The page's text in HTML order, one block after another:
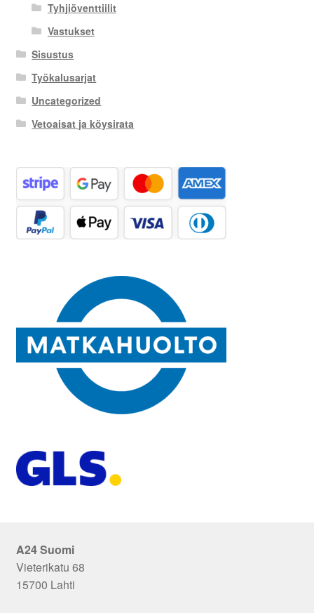
Tyhjiöventtiilit
Vastukset
Sisustus
Työkalusarjat
Uncategorized
Vetoaisat ja köysirata
A24 Suomi
Vieterikatu 68
15700 Lahti